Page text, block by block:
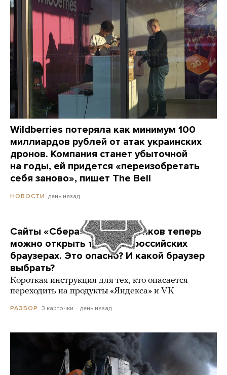
Wildberries потеряла как минимум 100
миллиардов рублей от атак украинских
дронов. Компания станет убыточной
на годы, ей придется «переизобретать
себя заново», пишет The Bell
НОВОСТИ день назад
Сайты «Сбера» и других банков теперь
можно открыть только в российских
браузерах. Это опасно? И какой браузер
выбрать?
Короткая инструкция для тех, кто опасается
переходить на продукты «Яндекса» и VK
РАЗБОР 3 карточки день назад